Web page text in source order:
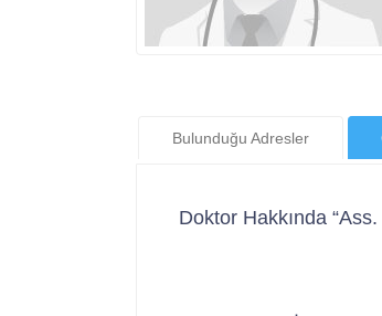
Bulunduğu Adresler
Doktor Hakkında